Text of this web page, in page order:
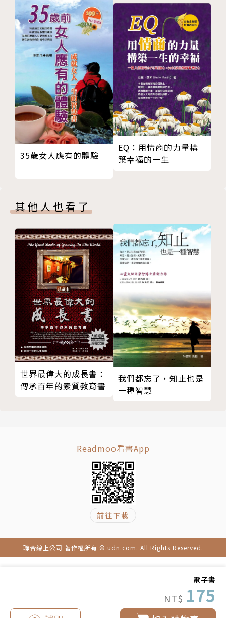
電子書
NT$ 175
011 為什們結婚四個月之內的新人，不能參加別人的
婚禮？
012 婚禮中常見的「好命婆」和「媒人」有什麼不
同？
013 為什麼新娘出嫁時要從禮車上丟出扇子？
014 為何新娘上禮車坐定後就不能動？下禮車時還要
摸橘子？
015 為何禮車一旦啟程，就只能前進不能再倒車或者
迴車？
016 什麼叫做「添妝」？為何好姊妹結婚時，要另外
送上小禮物或紅包？
017 為什麼新娘出嫁前要「呷姊妹桌」？
019 「伴娘」和「陪嫁」（送嫁）有何不同？
021 進入新人的新房時，有哪些禁忌？
022 新娘入門時，為何公婆姑嫂等人要迴避？
023 為什麼婚宴中都會特別設一桌「母舅桌」？
024 為什麼婚宴上要掛「母舅聯」？
025 什麼叫「婆婆花」？為什麼新娘要送「婆婆花」
給準婆婆？
026 為什麼準新娘不能吃自己的喜餅？
027 為何訂婚聘禮中的「福圓」，女方只能留下兩
個？
028 為何訂婚當天不管天氣有多熱，都切忌搧扇子？
029 提親時，為何男方不能吃女方家準備的茶點，也
不可以一起吃飯呢？
032 家有喪事，新人為什麼要趕在百日內結婚？
033 為何包白包的金額要用單數？
034 為何家有喪事不可去拜拜或參加他人婚禮呢？
035 帶榕樹葉、紅包袋裝海鹽去喪家，真的可以避煞
036 從喪禮回家後該如何淨身，才能避免不必要的干
037 什麼叫喜喪？參加喜喪和一般喪禮有何不同？
038 參加喪禮時，哪些事情該做及不該做？
040 出殯時，為何白髮人不能送黑髮人？往生者的衣
35歲女人應有的體驗
EQ：用情商的力量構
築幸福的一生
其他人也看了
世界最偉大的成長書：
傳承百年的素質教育書
我們都忘了，知止也是
一種智慧
Readmoo看書App
前往下載
聯合線上公司 著作權所有 © udn.com. All Rights Reserved.